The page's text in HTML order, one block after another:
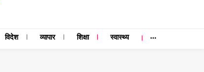
विदेश व्यापार शिक्षा स्वास्थ्य